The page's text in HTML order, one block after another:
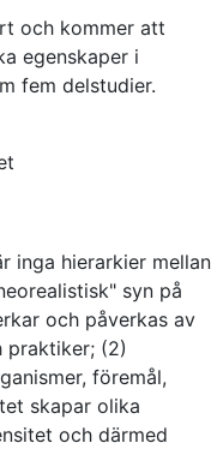
och kommer att
egenskaper i
fem delstudier.
inga hierarkier mellan
syn på
och påverkas av
praktiker; (2)
föremål,
skapar olika
och därmed